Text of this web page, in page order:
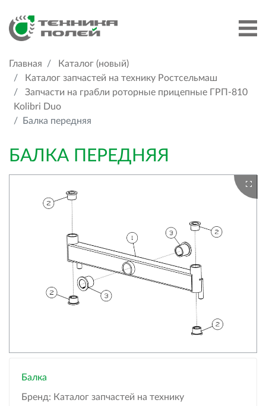
Главная
Каталог (новый)
Каталог запчастей на технику Ростсельмаш
Запчасти на грабли роторные прицепные ГРП-810
Kolibri Duo
Балка передняя
БАЛКА ПЕРЕДНЯЯ
Балка
Бренд: Каталог запчастей на технику